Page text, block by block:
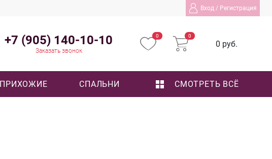
Вход / Регистрация
+7 (905) 140-10-10
Заказать звонок
0 0
0 руб.
ПРИХОЖИЕ СПАЛЬНИ СМОТРЕТЬ ВСЁ